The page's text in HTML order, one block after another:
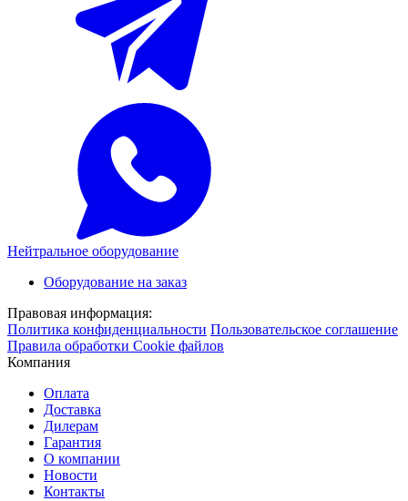
Нейтральное оборудование
Оборудование на заказ
Правовая информация:
Политика конфиденциальности Пользовательское соглашение
Правила обработки Cookie файлов
Компания
Оплата
Доставка
Дилерам
Гарантия
О компании
Новости
Контакты